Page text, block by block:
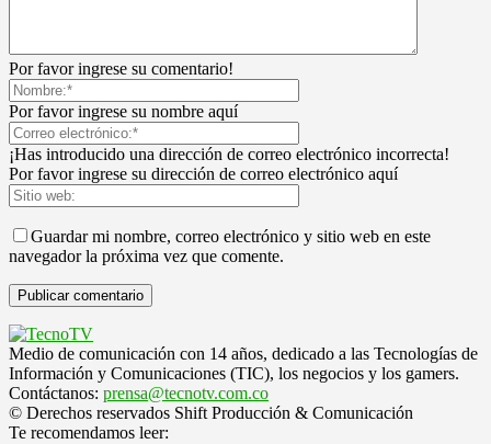
Por favor ingrese su comentario!
Por favor ingrese su nombre aquí
¡Has introducido una dirección de correo electrónico incorrecta!
Por favor ingrese su dirección de correo electrónico aquí
Guardar mi nombre, correo electrónico y sitio web en este
navegador la próxima vez que comente.
Medio de comunicación con 14 años, dedicado a las Tecnologías de
Información y Comunicaciones (TIC), los negocios y los gamers.
Contáctanos: prensa@tecnotv.com.co
© Derechos reservados Shift Producción & Comunicación
Te recomendamos leer: